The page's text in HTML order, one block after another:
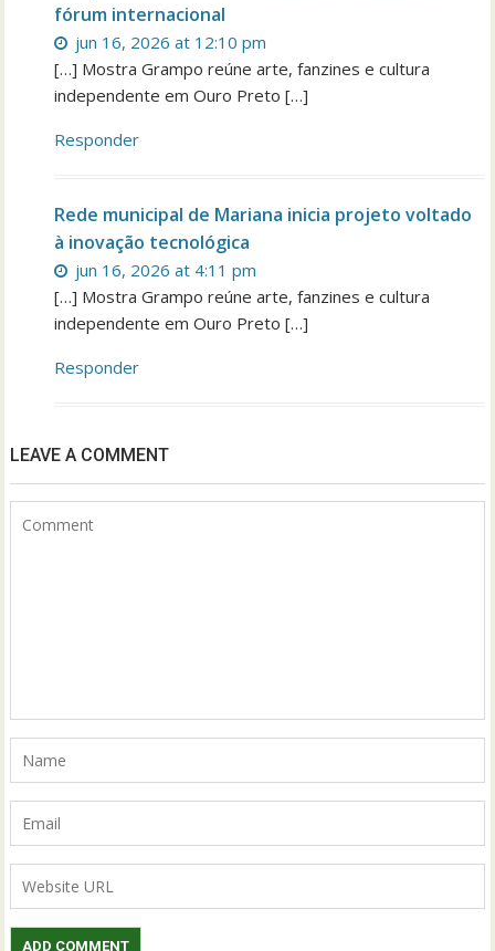
fórum internacional
jun 16, 2026 at 12:10 pm
[…] Mostra Grampo reúne arte, fanzines e cultura
independente em Ouro Preto […]
Responder
Rede municipal de Mariana inicia projeto voltado
à inovação tecnológica
jun 16, 2026 at 4:11 pm
[…] Mostra Grampo reúne arte, fanzines e cultura
independente em Ouro Preto […]
Responder
LEAVE A COMMENT